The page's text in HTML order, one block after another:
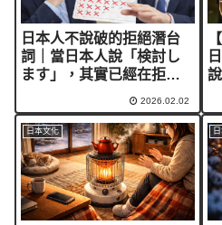
日本人不說破的拒絕潛台
詞｜當日本人說「検討し
ます」，其實已經在拒絕
2026.02.02
日本文化